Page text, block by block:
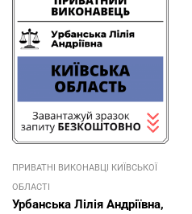
ПРИВАТНІ ВИКОНАВЦІ КИЇВСЬКОЇ
ОБЛАСТІ
Урбанська Лілія Андріївна,